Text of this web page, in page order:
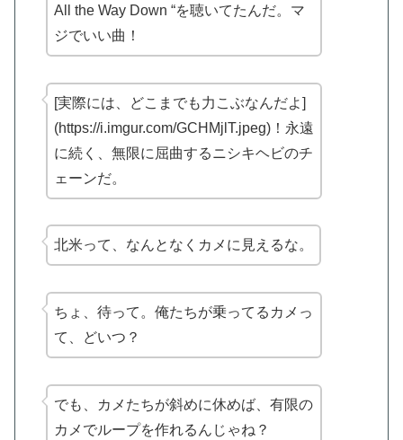
All the Way Down “を聴いてたんだ。マ
ジでいい曲！
[実際には、どこまでも力こぶなんだよ]
(https://i.imgur.com/GCHMjlT.jpeg)！永遠
に続く、無限に屈曲するニシキヘビのチ
ェーンだ。
北米って、なんとなくカメに見えるな。
ちょ、待って。俺たちが乗ってるカメっ
て、どいつ？
でも、カメたちが斜めに休めば、有限の
カメでループを作れるんじゃね？